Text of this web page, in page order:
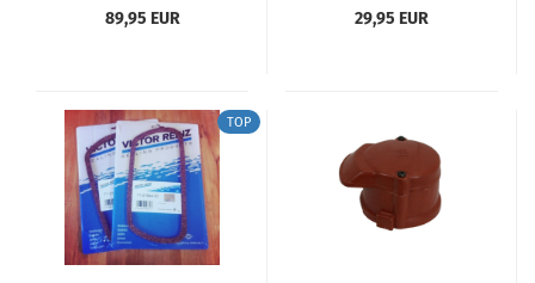
89,95 EUR
29,95 EUR
TOP